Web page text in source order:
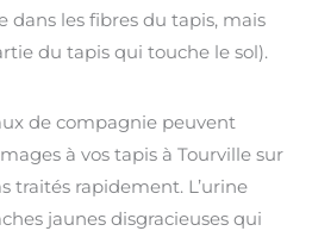
dans les fibres du tapis, mais
du tapis qui touche le sol).
de compagnie peuvent
à vos tapis à Tourville sur
traités rapidement. L’urine
jaunes disgracieuses qui